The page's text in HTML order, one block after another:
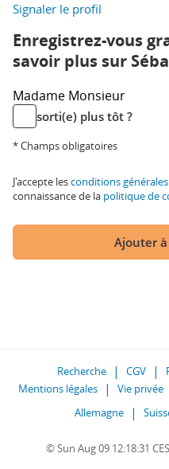
Signaler le profil
Enregistrez-vous
savoir plus sur
Madame Monsieur
sorti(e) plus tôt ?
* Champs obligatoires
J'accepte lesconditions
connaissance de la politique de
Ajouter
Recherche CGV
Mentions légales
Vie privée
Allemagne
© Sun Aug 09 12:18:31